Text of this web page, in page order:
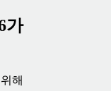
가
해